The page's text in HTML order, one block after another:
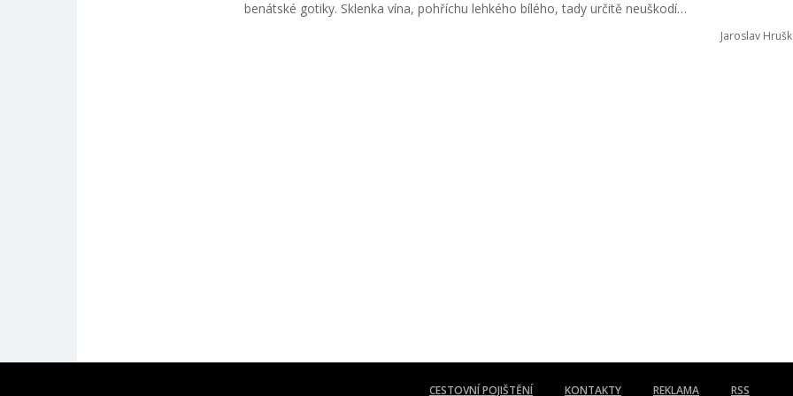
benátské gotiky. Sklenka vína, pohříchu lehkého bílého, tady určitě neuškodí…
Jaroslav
CESTOVNÍ POJIŠTĚNÍ KONTAKTY REKLAMA RSS